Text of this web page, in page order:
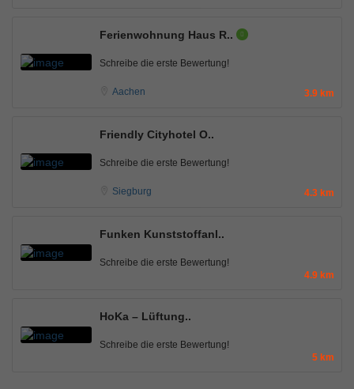
Ferienwohnung Haus R..
Schreibe die erste Bewertung!
Aachen 3.9 km
Friendly Cityhotel O..
Schreibe die erste Bewertung!
Siegburg 4.3 km
Funken Kunststoffanl..
Schreibe die erste Bewertung!
4.9 km
HoKa – Lüftung..
Schreibe die erste Bewertung!
5 km